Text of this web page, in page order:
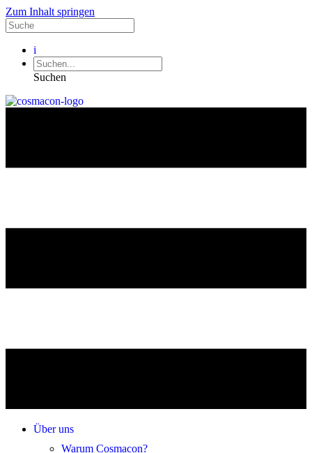
Zum Inhalt springen
i
Suchen
Über uns
Warum Cosmacon?